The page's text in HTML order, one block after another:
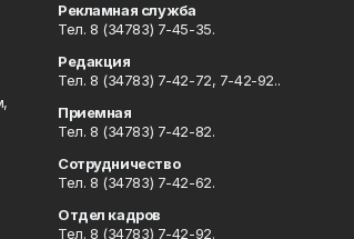
Рекламная служба
Тел. 8 (34783) 7-45-35.
Редакция
Тел. 8 (34783) 7-42-72, 7-42-92..
Приемная
Тел. 8 (34783) 7-42-82.
Сотрудничество
Тел. 8 (34783) 7-42-62.
Отдел кадров
Тел. 8 (34783) 7-42-92.